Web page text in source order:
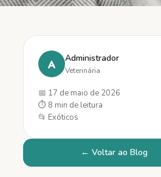
A Administrador
Veterinária
📅 17 de maio de 2026
⏱ 8 min de leitura
📂 Exóticos
← Voltar ao Blog